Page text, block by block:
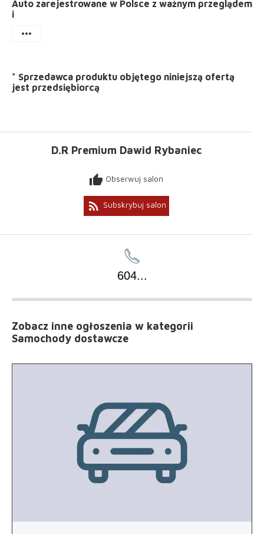
Auto zarejestrowane w Polsce z ważnym przeglądem
i
more_horiz
* Sprzedawca produktu objętego niniejszą ofertą
jest przedsiębiorcą
D.R Premium Dawid Rybaniec
thumb_up Obserwuj salon
rss_feed Subskrybuj salon
604...
Zobacz inne ogłoszenia w kategorii
Samochody dostawcze